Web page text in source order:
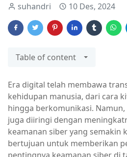
suhandri 10 Des, 2024
Table of content
Era digital telah membawa
kehidupan manusia, dari cara
hingga berkomunikasi.
juga diiringi dengan
keamanan siber yang semakin
bertujuan untuk memberikan
pentingnya keamanan siber di